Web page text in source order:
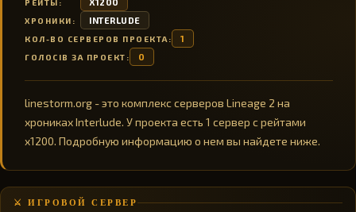
РЕЙТЫ:
ХРОНИКИ: INTERLUDE
КОЛ-ВО СЕРВЕРОВ ПРОЕКТА: 1
ГОЛОСІВ ЗА ПРОЕКТ: 0
linestorm.org - это комплекс серверов Lineage 2 на
хрониках Interlude. У проекта есть 1 сервер с рейтами
x1200. Подробную информацию о нем вы найдете ниже.
⚔️ ИГРОВОЙ СЕРВЕР